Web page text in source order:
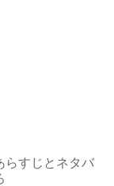
らすじとネタバ